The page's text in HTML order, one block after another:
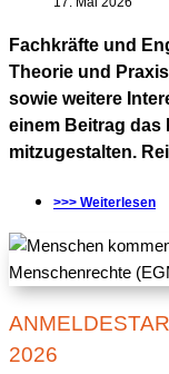
Fachkräfte und
Theorie und
sowie weitere
einem Beitrag
mitzugestalten.
>>> Weiterlesen
2026